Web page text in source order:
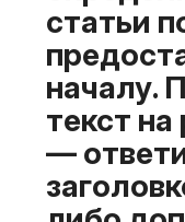
статьи
началу.
текст на
—